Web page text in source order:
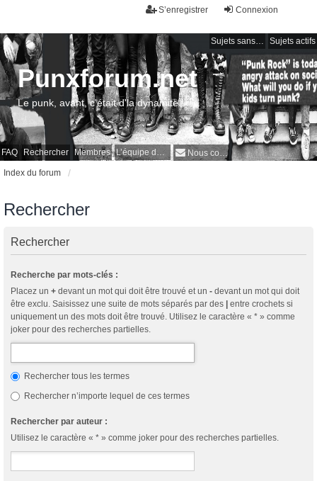
Connexion
S’enregistrer
Sujets sans réponse Sujets actifs
FAQ Rechercher Membres L’équipe du forum Nous contacter
Punxforum.net
Le punk, avant, c'était d'la dynamite !
Index du forum
Rechercher
Rechercher
Recherche par mots-clés :
Placez un + devant un mot qui doit être trouvé et un - devant un mot qui doit
être exclu. Saisissez une suite de mots séparés par des
entre crochets si
uniquement un des mots doit être trouvé. Utilisez le caractère « * » comme
joker pour des recherches partielles.
Rechercher tous les termes
Rechercher n’importe lequel de ces termes
Rechercher par auteur :
Utilisez le caractère « * » comme joker pour des recherches partielles.